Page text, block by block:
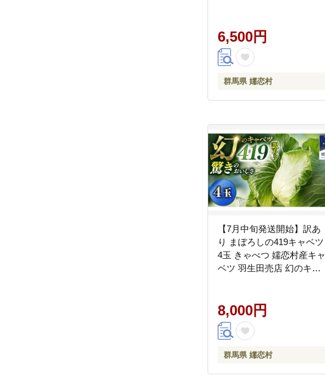
[AS010tu]
6,500円
群馬県 嬬恋村
【7月中旬発送開始】訳あ
り まぼろしの419キャベツ
4玉 きゃべつ 嬬恋村産キャ
ベツ 羽生田売店 幻のキャ
せ 関東 群馬 出荷時期限定
ZIP! 先行予約 [AL006tu]
8,000円
群馬県 嬬恋村